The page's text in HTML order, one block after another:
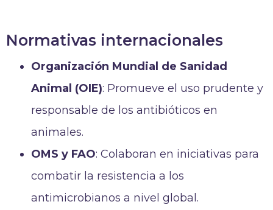
Normativas internacionales
Organización Mundial de Sanidad
Animal (OIE): Promueve el uso prudente y
responsable de los antibióticos en
animales.
OMS y FAO: Colaboran en iniciativas para
combatir la resistencia a los
antimicrobianos a nivel global.